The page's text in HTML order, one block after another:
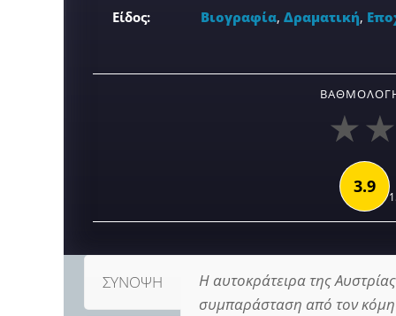
Είδος:
Βιογραφία,Δραματική,
3.9
ΣΥΝΟΨΗ
Η αυτοκράτειρα της
συμπαράσταση από τον κόμη